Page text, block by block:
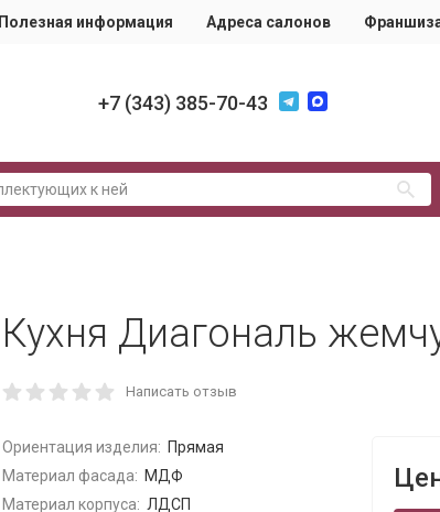
Полезная информация Адреса салонов
+7 (343) 385-70-43
Кухня Диагональ
Написать отзыв
Ориентация изделия: Прямая
Материал фасада: МДФ
Материал корпуса: ЛДСП